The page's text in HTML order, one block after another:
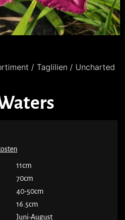
/ Taglilien / Uncharted
11cm
70cm
40-50cm
16.5cm
Juni-August